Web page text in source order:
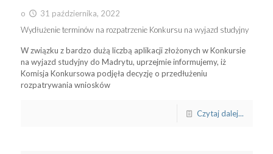
o
31 października, 2022
Wydłużenie terminów na rozpatrzenie Konkursu na wyjazd studyjny
W związku z bardzo dużą liczbą aplikacji złożonych w Konkursie
na wyjazd studyjny do Madrytu, uprzejmie informujemy, iż
Komisja Konkursowa podjęła decyzję o przedłużeniu
rozpatrywania wniosków
Czytaj dalej...